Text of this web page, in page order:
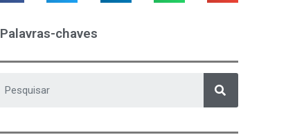
Palavras-chaves